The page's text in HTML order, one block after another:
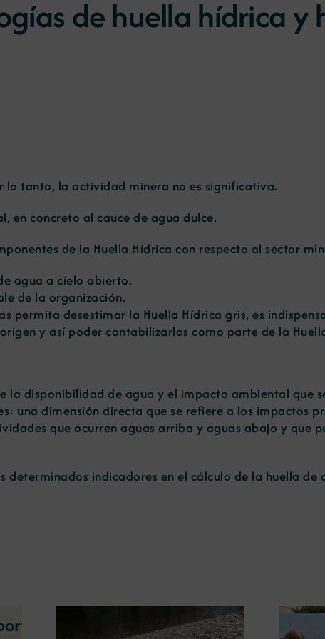
de huella hídrica y
lo tanto, la actividad minera no es significativa.
en concreto al cauce de agua dulce.
de la Huella Hídrica con respecto al sector
agua a cielo abierto.
de la organización.
permita desestimar la Huella Hídrica gris, es
y así poder contabilizarlos como parte de la
la disponibilidad de agua y el impacto ambiental que
una dimensión directa que se refiere a los impactos
que ocurren aguas arriba y aguas abajo y que
indicadores en el cálculo de la huella de